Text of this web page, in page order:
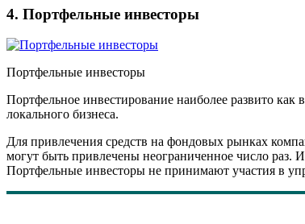
4. Портфельные инвесторы
Портфельные инвесторы
Портфельное инвестирование наиболее развито
локального бизнеса.
Для привлечения средств на фондовых рынках
могут быть привлечены неограниченное число раз.
Портфельные инвесторы не принимают участия в